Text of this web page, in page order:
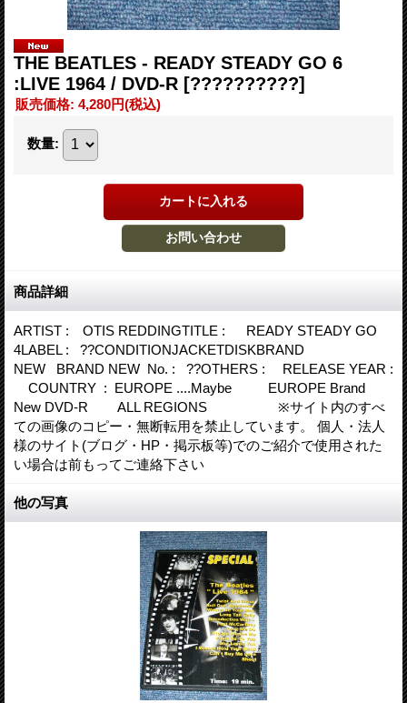
THE BEATLES - READY STEADY GO 6
:LIVE 1964 / DVD-R [??????????]
販売価格: 4,280円(税込)
数量:
商品詳細
ARTIST : OTIS REDDINGTITLE : READY STEADY GO
4LABEL : ??CONDITIONJACKETDISKBRAND
NEW BRAND NEW No. : ??OTHERS : RELEASE YEAR :
COUNTRY : EUROPE ....Maybe EUROPE Brand
New DVD-R ALL REGIONS ※サイト内のすべ
ての画像のコピー・無断転用を禁止しています。 個人・法人
様のサイト(ブログ・HP・掲示板等)でのご紹介で使用された
い場合は前もってご連絡下さい
他の写真